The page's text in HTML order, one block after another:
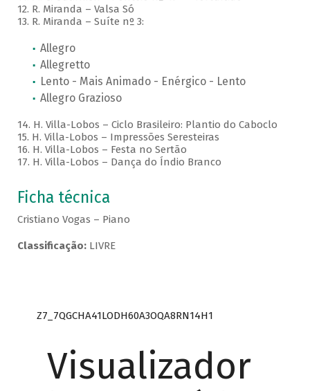
12. R. Miranda – Valsa Só
13. R. Miranda – Suíte nº 3:
Allegro
Allegretto
Lento - Mais Animado - Enérgico - Lento
Allegro Grazioso
14. H. Villa-Lobos – Ciclo Brasileiro: Plantio do Caboclo
15. H. Villa-Lobos – Impressões Seresteiras
16. H. Villa-Lobos – Festa no Sertão
17. H. Villa-Lobos – Dança do Índio Branco
Ficha técnica
Cristiano Vogas – Piano
Classificação:LIVRE
Z7_7QGCHA41LODH60A3OQA8RN14H1
Visualizador